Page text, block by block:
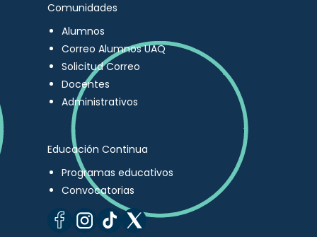
Comunidades
Alumnos
Correo Alumnos UAQ
Solicitud Correo
Docentes
Administrativos
Educación Continua
Programas educativos
Convocatorias